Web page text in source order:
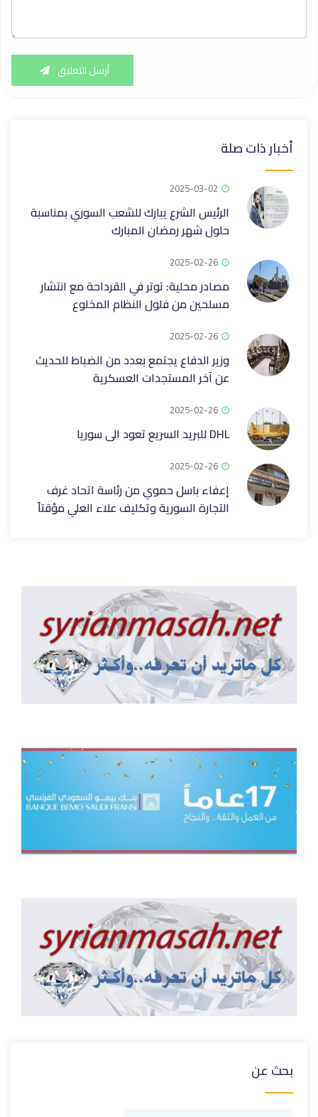
أرسل التعليق
أخبار ذات صلة
2025-03-02
الرئيس الشرع يبارك للشعب السوري بمناسبة
حلول شهر رمضان المبارك
2025-02-26
مصادر محلية: توتر في القرداحة مع انتشار
مسلحين من فلول النظام المخلوع
2025-02-26
وزير الدفاع يجتمع بعدد من الضباط للحديث
عن آخر المستجدات العسكرية
2025-02-26
DHL للبريد السريع تعود الى سوريا
2025-02-26
إعفاء باسل حموي من رئاسة اتحاد غرف
التجارة السورية وتكليف علاء العلي مؤقتاً
بحث عن